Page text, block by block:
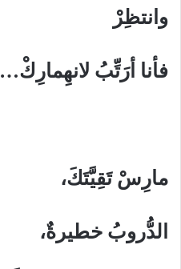
وانتظِرْ
فأنا أرَتِّبُ لانهِمارِكْ…
مارِسْ تَقِيَّتَكَ،
الدُّروبُ خطيرةٌ،